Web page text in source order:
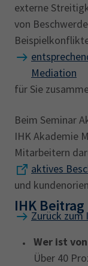
externe
von
Mediation
für Sie
Beim Seminar
IHK Akademie
Mitarbeitern
aktives
und
Zurück zum
IHK Beitrag
Wer ist
Über 40